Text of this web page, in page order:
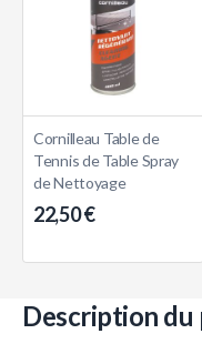
Cornilleau Table de
Tennis de Table Spray
de Nettoyage
22,50 €
Description